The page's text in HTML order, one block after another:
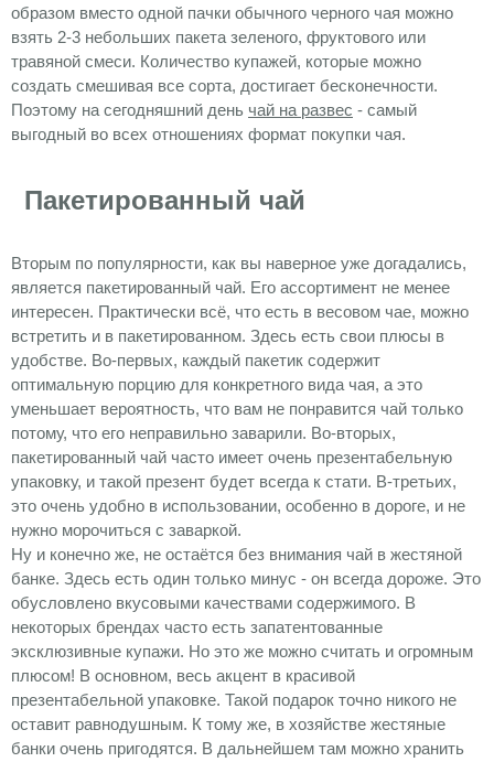
образом вместо одной пачки обычного черного чая можно
взять 2-3 небольших пакета зеленого, фруктового или
травяной смеси. Количество купажей, которые можно
создать смешивая все сорта, достигает бесконечности.
Поэтому на сегодняшний день чай на развес - самый
выгодный во всех отношениях формат покупки чая.
Пакетированный чай
Вторым по популярности, как вы наверное уже догадались,
является пакетированный чай. Его ассортимент не менее
интересен. Практически всё, что есть в весовом чае, можно
встретить и в пакетированном. Здесь есть свои плюсы в
удобстве. Во-первых, каждый пакетик содержит
оптимальную порцию для конкретного вида чая, а это
уменьшает вероятность, что вам не понравится чай только
потому, что его неправильно заварили. Во-вторых,
пакетированный чай часто имеет очень презентабельную
упаковку, и такой презент будет всегда к стати. В-третьих,
это очень удобно в использовании, особенно в дороге, и не
нужно морочиться с заваркой.
Ну и конечно же, не остаётся без внимания чай в жестяной
банке. Здесь есть один только минус - он всегда дороже. Это
обусловлено вкусовыми качествами содержимого. В
некоторых брендах часто есть запатентованные
эксклюзивные купажи. Но это же можно считать и огромным
плюсом! В основном, весь акцент в красивой
презентабельной упаковке. Такой подарок точно никого не
оставит равнодушным. К тому же, в хозяйстве жестяные
банки очень пригодятся. В дальнейшем там можно хранить